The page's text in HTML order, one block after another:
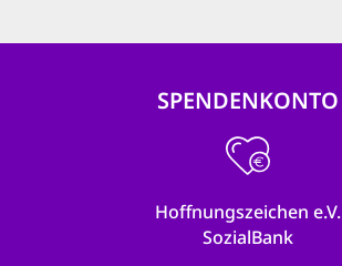
SPENDENKONTO
Hoffnungszeichen e.V.
SozialBank